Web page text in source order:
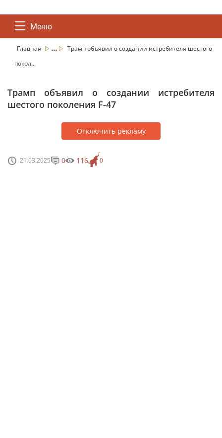
Меню
Главная ...
Трамп объявил о создании истребителя шестого
покол...
Трамп объявил о создании истребителя
шестого поколения F-47
Отключить рекламу
21.03.2025 0
0 116